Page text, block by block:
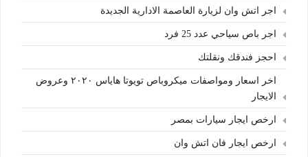
اجر اتش وان لزيارة العاصمة الادارية الجديدة
اجر باص سياحي عدد 25 فرد
احجز فندقك ونقلتك
اخر اسعار ومواصفات ميكروباص تويوتا هاياس ٢٠٢٠ وعروض
الايجار
ارخص ايجار سيارات بمصر
ارخص ايجار فان اتش وان